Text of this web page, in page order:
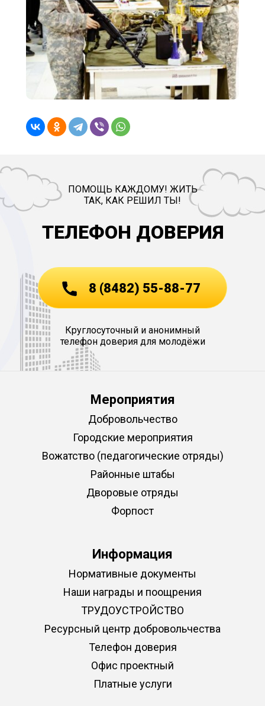
ПОМОЩЬ КАЖДОМУ! ЖИТЬ
ТАК, КАК РЕШИЛ ТЫ!
ТЕЛЕФОН ДОВЕРИЯ
8 (8482) 55-88-77
Круглосуточный и анонимный
телефон доверия для молодёжи
Мероприятия
Добровольчество
Городские мероприятия
Вожатство (педагогические отряды)
Районные штабы
Дворовые отряды
Форпост
Информация
Нормативные документы
Наши награды и поощрения
ТРУДОУСТРОЙСТВО
Ресурсный центр добровольчества
Телефон доверия
Офис проектный
Платные услуги